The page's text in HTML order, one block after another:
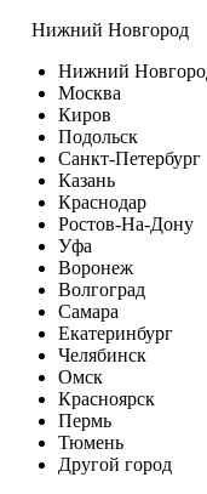
Нижний Новгород
Нижний
Москва
Киров
Подольск
Санкт-Петербург
Казань
Краснодар
Ростов-На-Дону
Уфа
Воронеж
Волгоград
Самара
Екатеринбург
Челябинск
Омск
Красноярск
Пермь
Тюмень
Другой город